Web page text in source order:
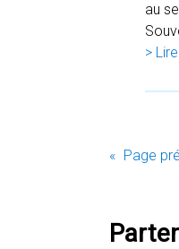
au
>
« Page